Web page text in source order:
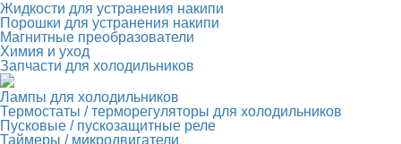
Жидкости для устранения накипи
Порошки для устранения накипи
Магнитные преобразователи
Химия и уход
Запчасти для холодильников
Лампы для холодильников
Термостаты / терморегуляторы для холодильников
Пусковые / пускозащитные реле
Таймеры / микродвигатели